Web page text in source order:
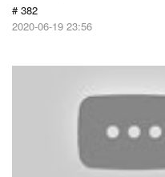
# 382
2020-06-19 23:56